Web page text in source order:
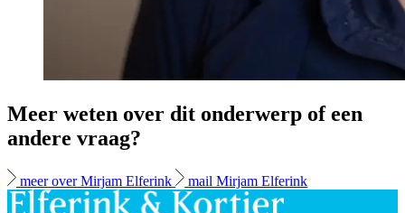
Meer weten over dit onderwerp of een
andere vraag?
meer over Mirjam Elferink mail Mirjam Elferink